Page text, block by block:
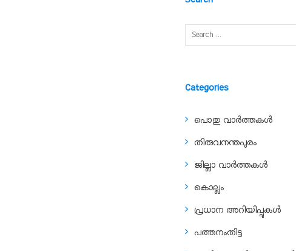
Categories
പൊതു വാർത്തകൾ
തിരുവനന്തപുരം
ജില്ലാ വാർത്തകൾ
കൊല്ലം
പ്രധാന അറിയിപ്പുകൾ
പത്തനംതിട്ട